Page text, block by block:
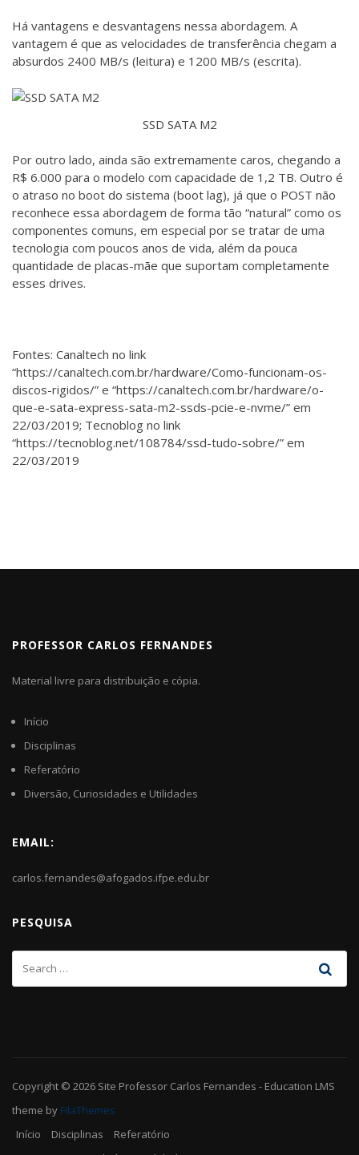
Há vantagens e desvantagens nessa abordagem. A
vantagem é que as velocidades de transferência chegam a
absurdos 2400 MB/s (leitura) e 1200 MB/s (escrita).
SSD SATA M2
Por outro lado, ainda são extremamente caros, chegando a
R$ 6.000 para o modelo com capacidade de 1,2 TB. Outro é
o atraso no boot do sistema (boot lag), já que o POST não
reconhece essa abordagem de forma tão “natural” como os
componentes comuns, em especial por se tratar de uma
tecnologia com poucos anos de vida, além da pouca
quantidade de placas-mãe que suportam completamente
esses drives.
Fontes: Canaltech no link
“https://canaltech.com.br/hardware/Como-funcionam-os-
discos-rigidos/” e “https://canaltech.com.br/hardware/o-
que-e-sata-express-sata-m2-ssds-pcie-e-nvme/” em
22/03/2019; Tecnoblog no link
“https://tecnoblog.net/108784/ssd-tudo-sobre/” em
22/03/2019
PROFESSOR CARLOS FERNANDES
Material livre para distribuição e cópia.
Início
Disciplinas
Referatório
Diversão, Curiosidades e Utilidades
EMAIL:
carlos.fernandes@afogados.ifpe.edu.br
PESQUISA
Copyright © 2026 Site Professor Carlos Fernandes - Education LMS
theme by FilaThemes
Início
Disciplinas
Referatório